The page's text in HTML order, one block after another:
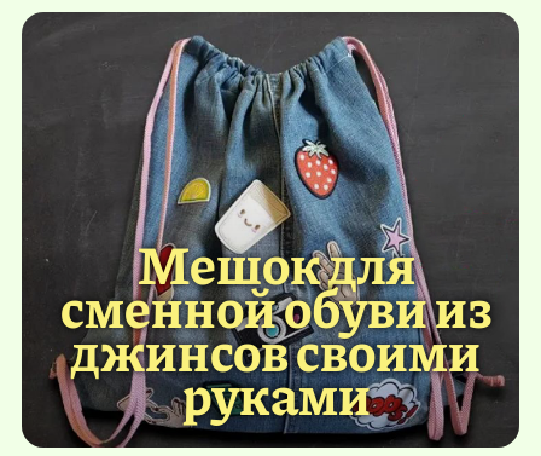
Мешок для
сменной обуви из
джинсов своими
руками